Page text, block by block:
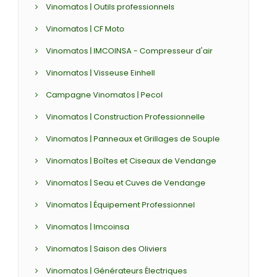
Vinomatos | Outils professionnels
Vinomatos | CF Moto
Vinomatos | IMCOINSA - Compresseur d'air
Vinomatos | Visseuse Einhell
Campagne Vinomatos | Pecol
Vinomatos | Construction Professionnelle
Vinomatos | Panneaux et Grillages de Souple
Vinomatos | Boîtes et Ciseaux de Vendange
Vinomatos | Seau et Cuves de Vendange
Vinomatos | Équipement Professionnel
Vinomatos | Imcoinsa
Vinomatos | Saison des Oliviers
Vinomatos | Générateurs Électriques